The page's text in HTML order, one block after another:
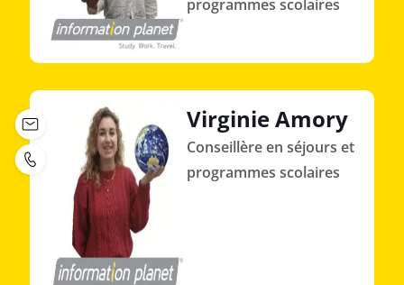
programmes scolaires
Virginie Amory
Conseillère en séjours et
programmes scolaires